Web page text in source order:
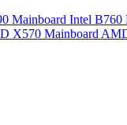
Mainboard Intel B760
X570 Mainboard